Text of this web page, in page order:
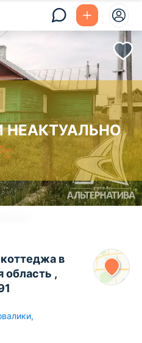
в
область ,
,